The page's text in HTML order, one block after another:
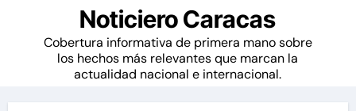
Noticiero Caracas
Cobertura informativa de primera mano sobre
los hechos más relevantes que marcan la
actualidad nacional e internacional.